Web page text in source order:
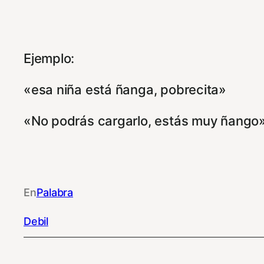
Ejemplo:
«esa niña está ñanga, pobrecita»
«No podrás cargarlo, estás muy
EnPalabra
Debil